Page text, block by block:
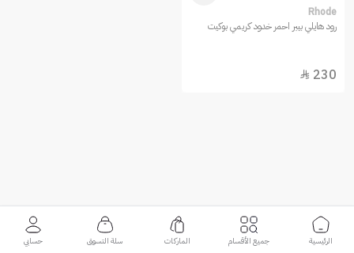
Rhode
رود هايلي بيبر احمر خدود كريمي بوكيت
230

الرئيسية جميع الأقسام الماركات سلة التسوق حسابي